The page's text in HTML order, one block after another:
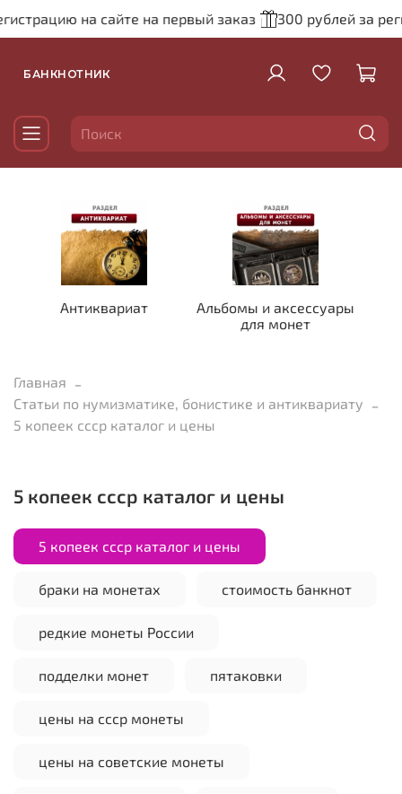
на сайте на первый заказ 300 рублей за
БАНКНОТНИК
Антиквариат
Альбомы и аксессуары
для монет
Главная
Статьи по нумизматике, бонистике и антиквариату
5 копеек ссср каталог и цены
5 копеек ссср каталог и цены
5 копеек ссср каталог и цены
браки на монетах стоимость банкнот
редкие монеты России
подделки монет пятаковки
цены на ссср монеты
цены на советские монеты